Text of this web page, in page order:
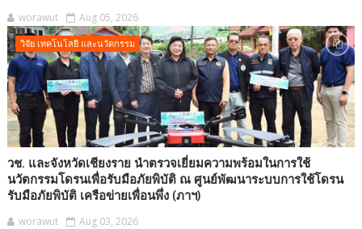
worawut Aug 05, 2026
วิจัย เทคโนโลยี และนวัตกรรม
วช. และจังหวัดเชียงราย นำตรวจเยี่ยมความพร้อมในการใช้
นวัตกรรมโดรนเพื่อรับมือภัยพิบัติ ณ ศูนย์พัฒนาระบบการใช้โดรน
รับมือภัยพิบัติ เครือข่ายเพื่อนพึ่ง (ภาฯ)
worawut Aug 03, 2026